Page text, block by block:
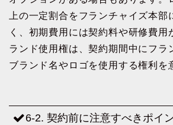
上の一定割合をフランチャイズ本部
く、初期費用には契約料や研修費用
ランド使用権は、契約期間中にフラ
ブランド名やロゴを使用する権利を
6-2. 契約前に注意すべきポイ